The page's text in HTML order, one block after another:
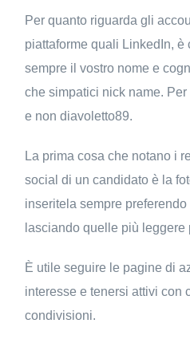
Per quanto riguarda gli
piattaforme quali LinkedIn,
sempre il vostro nome e
che simpatici nick name.
e non diavoletto89.
La prima cosa che notano i
social di un candidato è la
inseritela sempre
lasciando quelle più leggere
È utile seguire le pagine di
interesse e tenersi attivi con
condivisioni.